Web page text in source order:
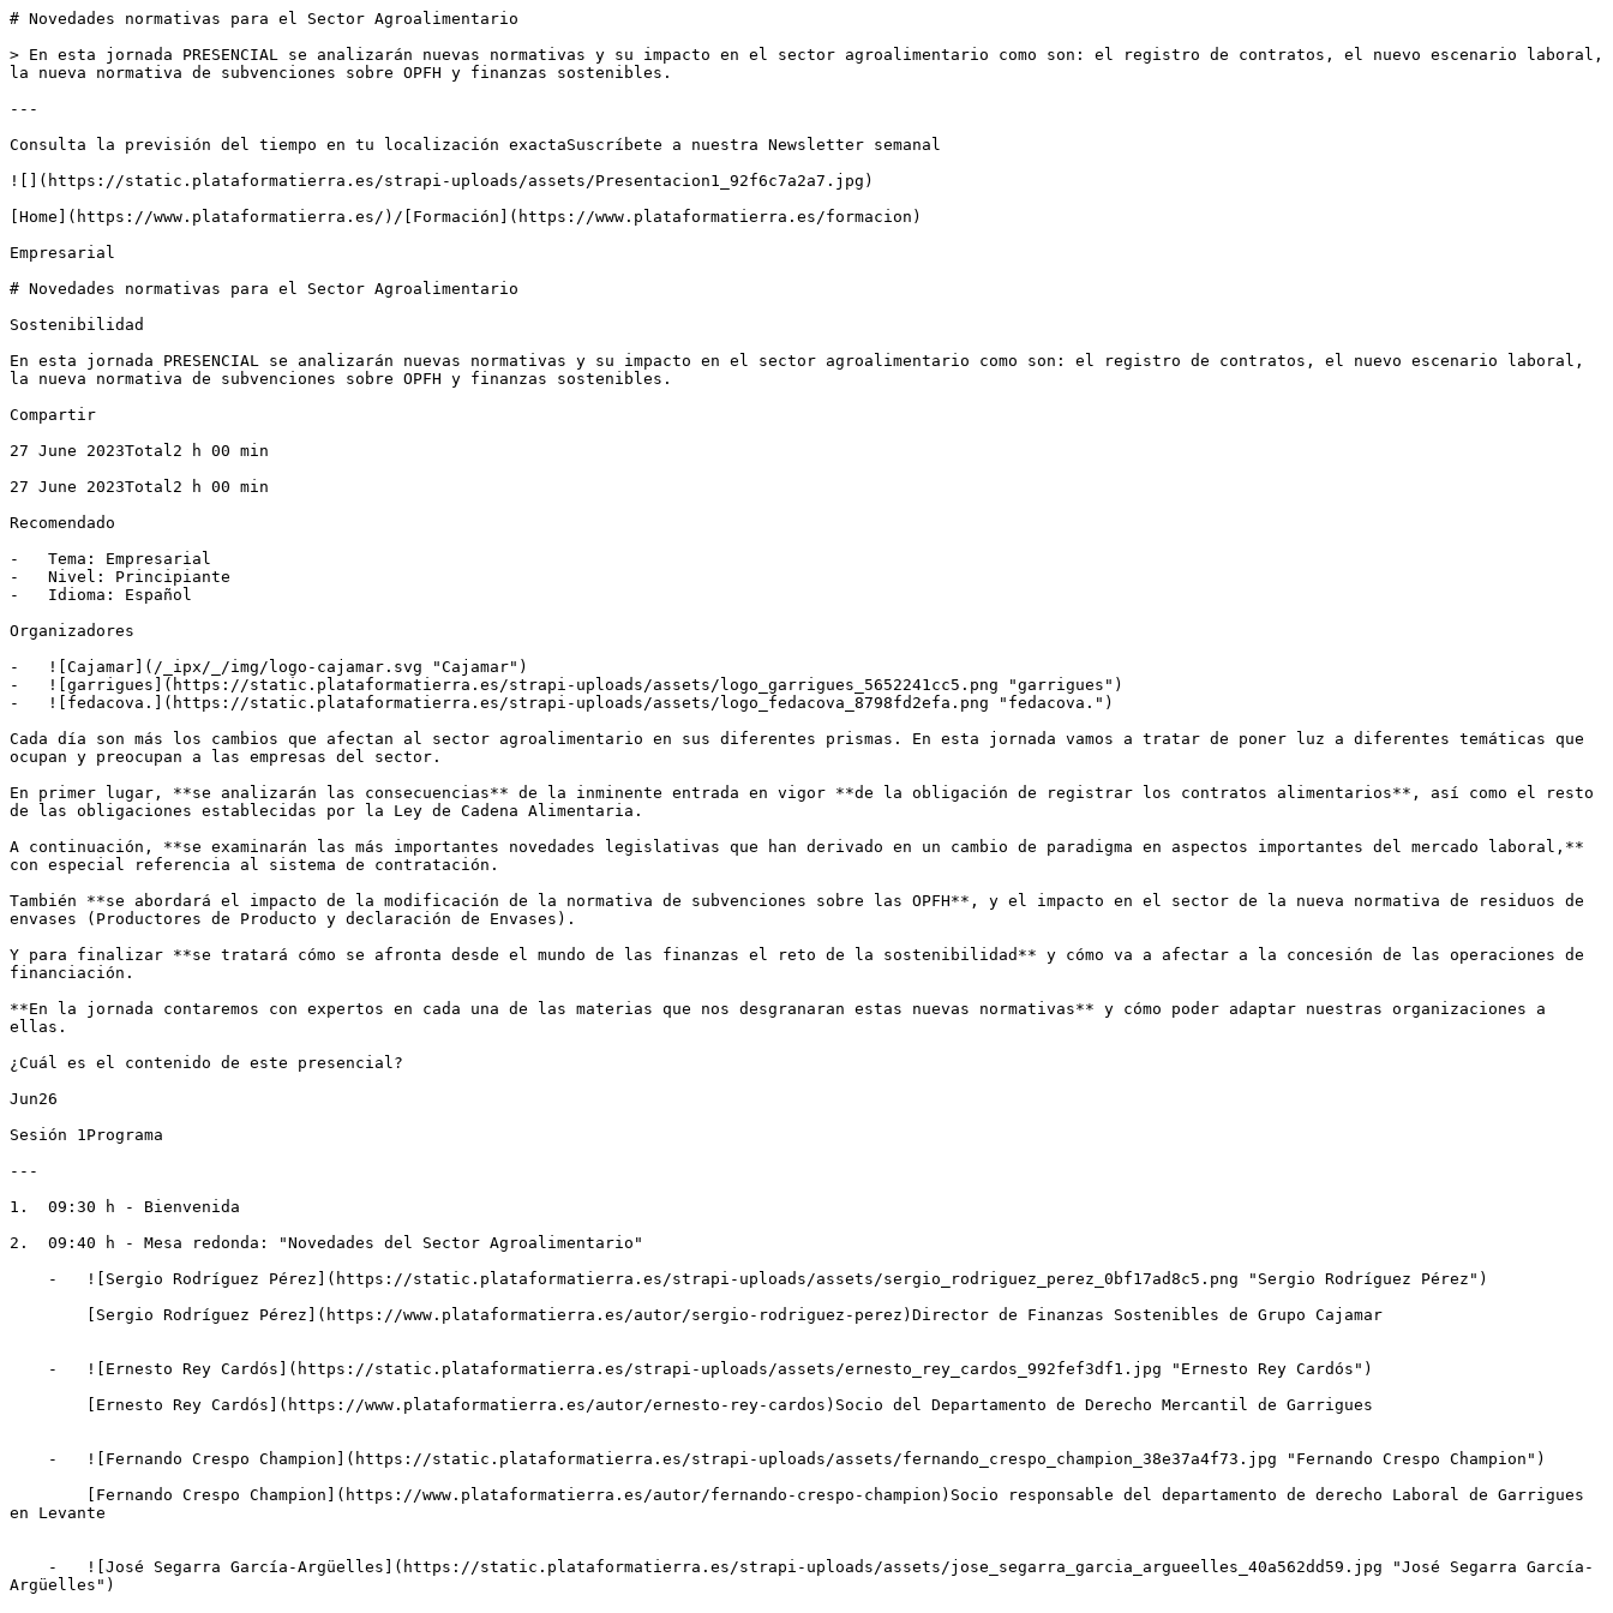
# Novedades normativas para el Sector Agroalimentario
> En esta jornada PRESENCIAL se analizarán nuevas normativas y su impacto en el sector agroalimentario como son: el registro de contratos, el nuevo escenario laboral,
la nueva normativa de subvenciones sobre OPFH y finanzas sostenibles.
---
Consulta la previsión del tiempo en tu localización exactaSuscríbete a nuestra Newsletter semanal
![](https://static.plataformatierra.es/strapi-uploads/assets/Presentacion1_92f6c7a2a7.jpg)
[Home](https://www.plataformatierra.es/)/[Formación](https://www.plataformatierra.es/formacion)
Empresarial
# Novedades normativas para el Sector Agroalimentario
Sostenibilidad
En esta jornada PRESENCIAL se analizarán nuevas normativas y su impacto en el sector agroalimentario como son: el registro de contratos, el nuevo escenario laboral,
la nueva normativa de subvenciones sobre OPFH y finanzas sostenibles.
Compartir
27 June 2023Total2 h 00 min
27 June 2023Total2 h 00 min
Recomendado
-   Tema: Empresarial
-   Nivel: Principiante
-   Idioma: Español
Organizadores
-   ![Cajamar](/_ipx/_/img/logo-cajamar.svg "Cajamar")
-   ![garrigues](https://static.plataformatierra.es/strapi-uploads/assets/logo_garrigues_5652241cc5.png "garrigues")
-   ![fedacova.](https://static.plataformatierra.es/strapi-uploads/assets/logo_fedacova_8798fd2efa.png "fedacova.")
Cada día son más los cambios que afectan al sector agroalimentario en sus diferentes prismas. En esta jornada vamos a tratar de poner luz a diferentes temáticas que
ocupan y preocupan a las empresas del sector.
En primer lugar, **se analizarán las consecuencias** de la inminente entrada en vigor **de la obligación de registrar los contratos alimentarios**, así como el resto
de las obligaciones establecidas por la Ley de Cadena Alimentaria.
A continuación, **se examinarán las más importantes novedades legislativas que han derivado en un cambio de paradigma en aspectos importantes del mercado laboral,**
con especial referencia al sistema de contratación.
También **se abordará el impacto de la modificación de la normativa de subvenciones sobre las OPFH**, y el impacto en el sector de la nueva normativa de residuos de
envases (Productores de Producto y declaración de Envases).
Y para finalizar **se tratará cómo se afronta desde el mundo de las finanzas el reto de la sostenibilidad** y cómo va a afectar a la concesión de las operaciones de
financiación.
**En la jornada contaremos con expertos en cada una de las materias que nos desgranaran estas nuevas normativas** y cómo poder adaptar nuestras organizaciones a
ellas.
¿Cuál es el contenido de este presencial?
Jun26
Sesión 1Programa
---
1.  09:30 h - Bienvenida
2.  09:40 h - Mesa redonda: "Novedades del Sector Agroalimentario"
en Levante
Argüelles")